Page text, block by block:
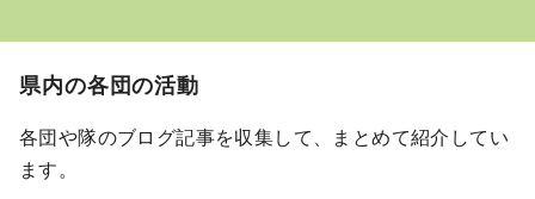
県内の各団の活動
各団や隊のブログ記事を収集して、まとめて紹介してい
ます。